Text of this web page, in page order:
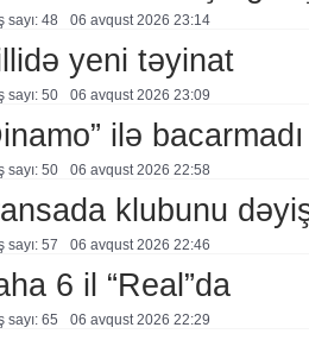
sayı: 48 06 avqust 2026 23:14
yeni təyinat
sayı: 50 06 avqust 2026 23:09
ilə bacarmadı
sayı: 50 06 avqust 2026 22:58
klubunu
sayı: 57 06 avqust 2026 22:46
6 il “Real”da
sayı: 65 06 avqust 2026 22:29